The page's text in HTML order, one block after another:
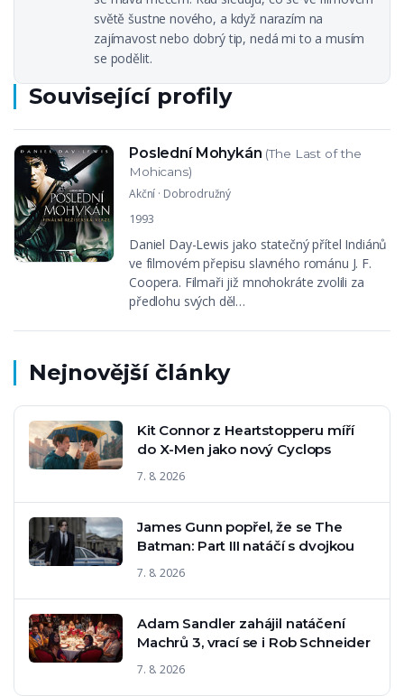
světě šustne nového, a když narazím na
zajímavost nebo dobrý tip, nedá mi to a musím
se podělit.
Související profily
Poslední Mohykán (The Last of the
Mohicans)
Akční · Dobrodružný
1993
Daniel Day-Lewis jako statečný přítel Indiánů
ve filmovém přepisu slavného románu J. F.
Coopera. Filmaři již mnohokráte zvolili za
předlohu svých děl…
Nejnovější články
Kit Connor z Heartstopperu míří
do X-Men jako nový Cyclops
7. 8. 2026
James Gunn popřel, že se The
Batman: Part III natáčí s dvojkou
7. 8. 2026
Adam Sandler zahájil natáčení
Machrů 3, vrací se i Rob Schneider
7. 8. 2026